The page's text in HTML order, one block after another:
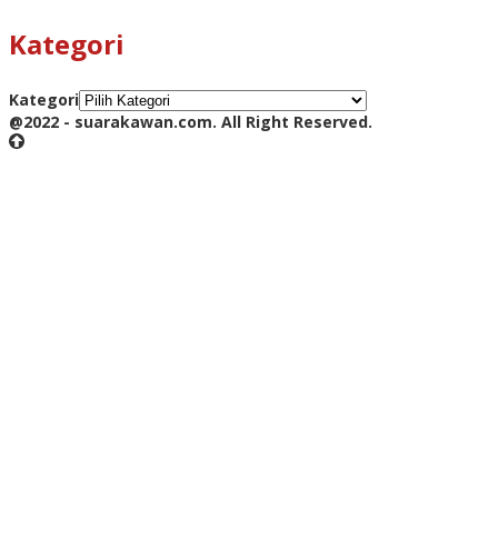
Kategori
Kategori
@2022 - suarakawan.com. All Right Reserved.